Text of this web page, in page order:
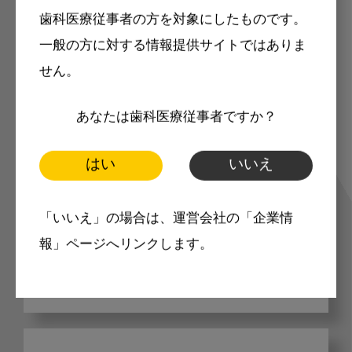
歯科医療従事者の方を対象にしたものです。
一般の方に対する情報提供サイトではありま
せん。
あなたは歯科医療従事者ですか？
はい いいえ
「いいえ」の場合は、運営会社の「企業情
報」ページへリンクします。
歯科に関するお役立ち情報を
ご登録いただいた職種（歯科医師、歯
科衛生士、歯科技工士）に合わせた内
容のメールマガジンをお届けします。